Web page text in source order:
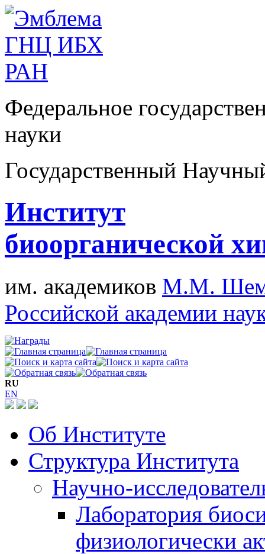
Федеральное
науки
Государственный
Институт
биоорганической
им. академиков М.М.
Российской академии
RU
EN
Об Институте
Структура Института
Научно-
Лаборатория
физиологически